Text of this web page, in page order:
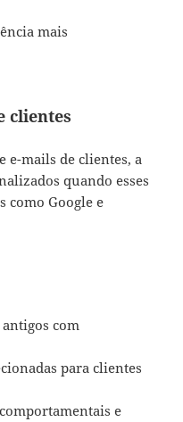
mais
clientes
e-mails de clientes, a
quando esses
como Google e
com
para clientes
e